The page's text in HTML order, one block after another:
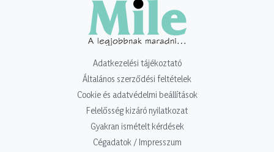
Adatkezelési tájékoztató
Általános szerződési feltételek
Cookie és adatvédelmi beállítások
Felelősség kizáró nyilatkozat
Gyakran ismételt kérdések
Cégadatok / Impresszum